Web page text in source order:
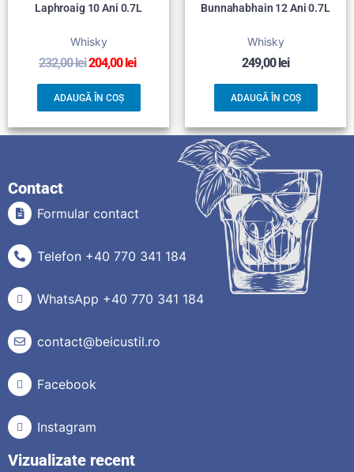
Laphroaig 10 Ani 0.7L
Whisky
232,00lei204,00lei
ADAUGĂ ÎN COȘ
Bunnahabhain 12 Ani 0.7L
Whisky
249,00lei
ADAUGĂ ÎN COȘ
Contact
Formular contact
Telefon +40 770 341 184
WhatsApp +40 770 341 184
contact@beicustil.ro
Facebook
Instagram
Vizualizate recent